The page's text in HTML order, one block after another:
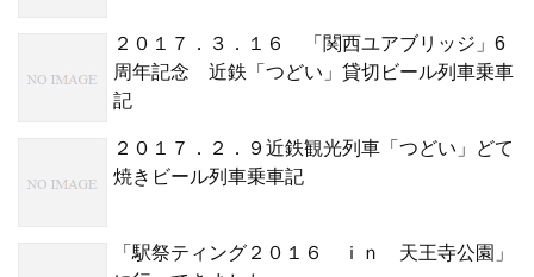
２０１７．３．１６ 「関西ユアブリッジ」6
周年記念 近鉄「つどい」貸切ビール列車乗車
記
２０１７．２．９近鉄観光列車「つどい」どて
焼きビール列車乗車記
「駅祭ティング２０１６ ｉｎ 天王寺公園」